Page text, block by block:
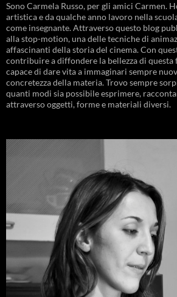
Sono Carmela Russo, per gli amici Carmen.
artistica e da qualche anno lavoro nella
come insegnante. Attraverso questo blog
alla stop-motion, una delle tecniche di
affascinanti della storia del cinema. Con
contribuire a diffondere la bellezza di questa
capace di dare vita a immaginari sempre
concretezza della materia. Trovo sempre
quanti modi sia possibile esprimere,
attraverso oggetti, forme e materiali diversi.